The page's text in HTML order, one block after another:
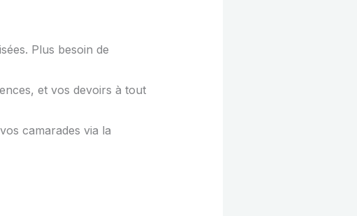
Plus besoin de
et vos devoirs à tout
camarades via la